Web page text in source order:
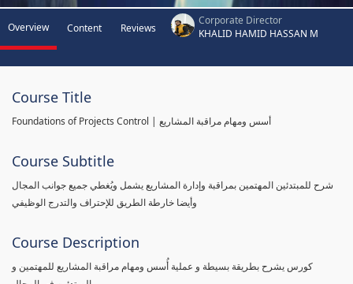
Overview Content Reviews
Corporate Director
KHALID HAMID HASSAN M
Course Title
Foundations of Projects Control | أسس ومهام مراقبة المشاريع
Course Subtitle
شرح للمبتدئين المهتمين بمراقبة وإدارة المشاريع يشمل ويُغطي جميع جوانب المجال
وأيضا خارطة الطريق للإحتراف والتدرج الوظيفي
Course Description
كورس يشرح بطريقة بسيطة و عملية أُسس ومهام مراقبة المشاريع للمهتمين و